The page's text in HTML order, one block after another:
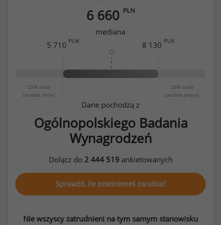
6 660 PLN
mediana
25% osób
zarabia mniej
25% osób
zarabia więcej
5 710 PLN 8 130 PLN
Dane pochodzą z
Ogólnopolskiego Badania
Wynagrodzeń
Dołącz do 2 444 519ankietowanych
Sprawdź, ile powinieneś zarabiać
Nie wszyscy zatrudnieni na tym samym stanowisku